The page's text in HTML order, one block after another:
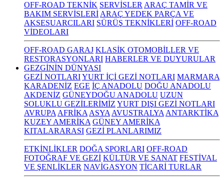
OFF-ROAD TEKNİK SERVİSLER ARAÇ TAMİR VE
BAKIM SERVİSLERİ ARAÇ YEDEK PARÇA VE
AKSESUARCILARI SÜRÜŞ TEKNİKLERİ OFF-ROAD
VİDEOLARI
OFF-ROAD GARAJ KLASİK OTOMOBİLLER VE
RESTORASYONLARI HABERLER VE DUYURULAR
GEZGİNİN DÜNYASI
GEZİ NOTLARIYURT İÇİ GEZİ NOTLARI MARMARA
KARADENİZ EGE İÇ ANADOLU DOĞU ANADOLU
AKDENİZ GÜNEYDOĞU ANADOLU UZUN
SOLUKLU GEZİLERİMİZ YURT DIŞI GEZİ NOTLARI
AVRUPA AFRİKA ASYA AVUSTRALYA ANTARKTİKA
KUZEY AMERİKA GÜNEY AMERİKA
KITALARARASI GEZİ PLANLARIMIZ
ETKİNLİKLER DOĞA SPORLARI OFF-ROAD
FOTOĞRAF VE GEZİ KÜLTÜR VE SANAT FESTİVAL
VE ŞENLİKLER NAVİGASYON TİCARİ TURLAR